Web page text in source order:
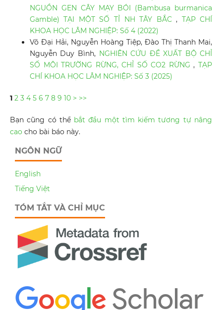
NGUỒN GEN CÂY MẠY BÓI (Bambusa burmanica
Gamble) TẠI MỘT SỐ TỈ NH TÂY BẮC, TẠP CHÍ
KHOA HỌC LÂM NGHIỆP: Số 4 (2022)
Võ Đại Hải, Nguyễn Hoàng Tiệp, Đào Thị Thanh Mai,
Nguyễn Duy Bình, NGHIÊN CỨU ĐỀ XUẤT BỘ CHỈ
SỐ MÔI TRƯỜNG RỪNG, CHỈ SỐ CO2 RỪNG,TẠP
CHÍ KHOA HỌC LÂM NGHIỆP: Số 3 (2025)
1 2 3 4 5 6 7 8 9 10 > >>
Bạn cũng có thể bắt đầu một tìm kiếm tương tự nâng
cao cho bài báo này.
NGÔN NGỮ
English
Tiếng Việt
TÓM TẮT VÀ CHỈ MỤC